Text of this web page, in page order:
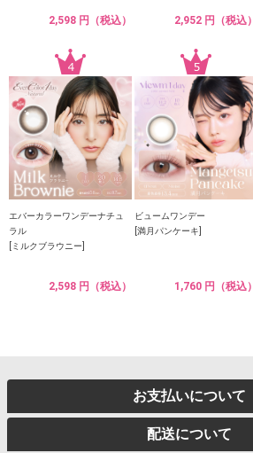
2,598 円（税込） 2,952 円（税込）
エバーカラーワンデーナチュ
ラル
[ミルクブラウニー]
2,598 円（税込）
ビュームワンデー
[満月パンケーキ]
1,760 円（税込）
お支払いについて
配送について